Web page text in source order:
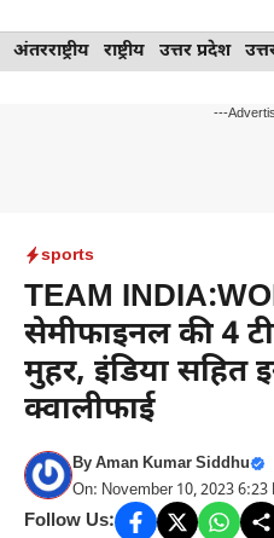
Skip
to
अंतरराष्ट्रीय राष्ट्रीय उत्तर प्रदेश
---
sports
TEAM
सेमीफाइनल की 4
मुहर, इंडिया सहित
क्वालीफाई
ByAman Kumar Siddhu
On: November 10, 2023 6:23
Follow Us: